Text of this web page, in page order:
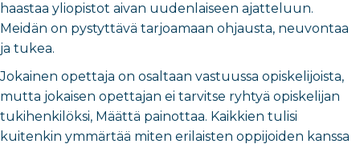
haastaa yliopistot aivan uudenlaiseen ajatteluun.
Meidän on pystyttävä tarjoamaan ohjausta, neuvontaa
ja tukea.
Jokainen opettaja on osaltaan vastuussa opiskelijoista,
mutta jokaisen opettajan ei tarvitse ryhtyä opiskelijan
tukihenkilöksi, Määttä painottaa. Kaikkien tulisi
kuitenkin ymmärtää miten erilaisten oppijoiden kanssa